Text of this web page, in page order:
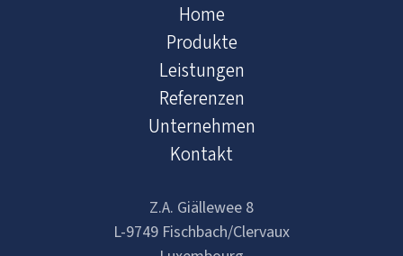
Home
Produkte
Leistungen
Referenzen
Unternehmen
Kontakt
Z.A. Giällewee 8
L-9749 Fischbach/Clervaux